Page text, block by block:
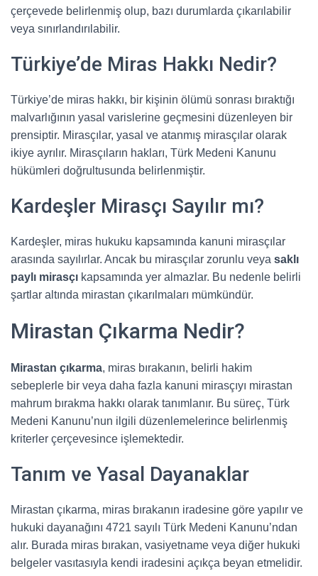
çerçevede belirlenmiş olup, bazı durumlarda çıkarılabilir
veya sınırlandırılabilir.
Türkiye’de Miras Hakkı Nedir?
Türkiye’de miras hakkı, bir kişinin ölümü sonrası bıraktığı
malvarlığının yasal varislerine geçmesini düzenleyen bir
prensiptir. Mirasçılar, yasal ve atanmış mirasçılar olarak
ikiye ayrılır. Mirasçıların hakları, Türk Medeni Kanunu
hükümleri doğrultusunda belirlenmiştir.
Kardeşler Mirasçı Sayılır mı?
Kardeşler, miras hukuku kapsamında kanuni mirasçılar
arasında sayılırlar. Ancak bu mirasçılar zorunlu veya saklı
paylı mirasçı kapsamında yer almazlar. Bu nedenle belirli
şartlar altında mirastan çıkarılmaları mümkündür.
Mirastan Çıkarma Nedir?
Mirastan çıkarma, miras bırakanın, belirli hakim
sebeplerle bir veya daha fazla kanuni mirasçıyı mirastan
mahrum bırakma hakkı olarak tanımlanır. Bu süreç, Türk
Medeni Kanunu’nun ilgili düzenlemelerince belirlenmiş
kriterler çerçevesince işlemektedir.
Tanım ve Yasal Dayanaklar
Mirastan çıkarma, miras bırakanın iradesine göre yapılır ve
hukuki dayanağını 4721 sayılı Türk Medeni Kanunu’ndan
alır. Burada miras bırakan, vasiyetname veya diğer hukuki
belgeler vasıtasıyla kendi iradesini açıkça beyan etmelidir.